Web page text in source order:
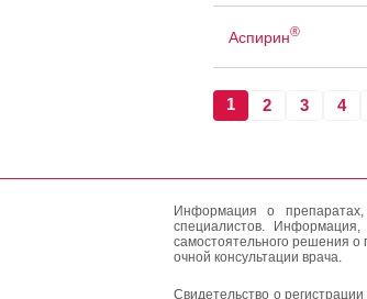
Аспирин®
1 2 3 4
Информация о
специалистов.
самостоятельного решения
очной консультации врача.
Свидетельство о